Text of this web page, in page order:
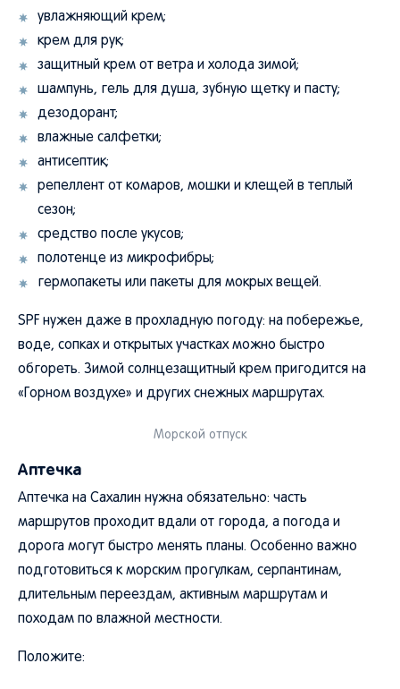
увлажняющий крем;
крем для рук;
защитный крем от ветра и холода зимой;
шампунь, гель для душа, зубную щетку и пасту;
дезодорант;
влажные салфетки;
антисептик;
репеллент от комаров, мошки и клещей в теплый
сезон;
средство после укусов;
полотенце из микрофибры;
гермопакеты или пакеты для мокрых вещей.
SPF нужен даже в прохладную погоду: на побережье,
воде, сопках и открытых участках можно быстро
обгореть. Зимой солнцезащитный крем пригодится на
«Горном воздухе» и других снежных маршрутах.
Морской отпуск
Аптечка
Аптечка на Сахалин нужна обязательно: часть
маршрутов проходит вдали от города, а погода и
дорога могут быстро менять планы. Особенно важно
подготовиться к морским прогулкам, серпантинам,
длительным переездам, активным маршрутам и
походам по влажной местности.
Положите: